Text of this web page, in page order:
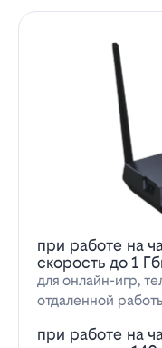
при работе на
скорость до 1
для онлайн-игр,
отдаленной
при работе на